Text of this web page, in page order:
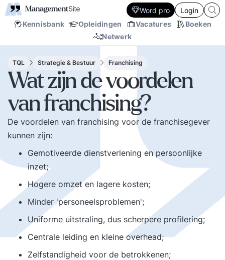
Kennisbank Opleidingen Vacatures
Boeken
Netwerk
Word pro Login
TQL Strategie & Bestuur Franchising
Wat zijn de voordelen
van franchising?
De voordelen van franchising voor de franchisegever
kunnen zijn:
Gemotiveerde dienstverlening en persoonlijke
inzet;
Hogere omzet en lagere kosten;
Minder 'personeelsproblemen';
Uniforme uitstraling, dus scherpere profilering;
Centrale leiding en kleine overhead;
Zelfstandigheid voor de betrokkenen;